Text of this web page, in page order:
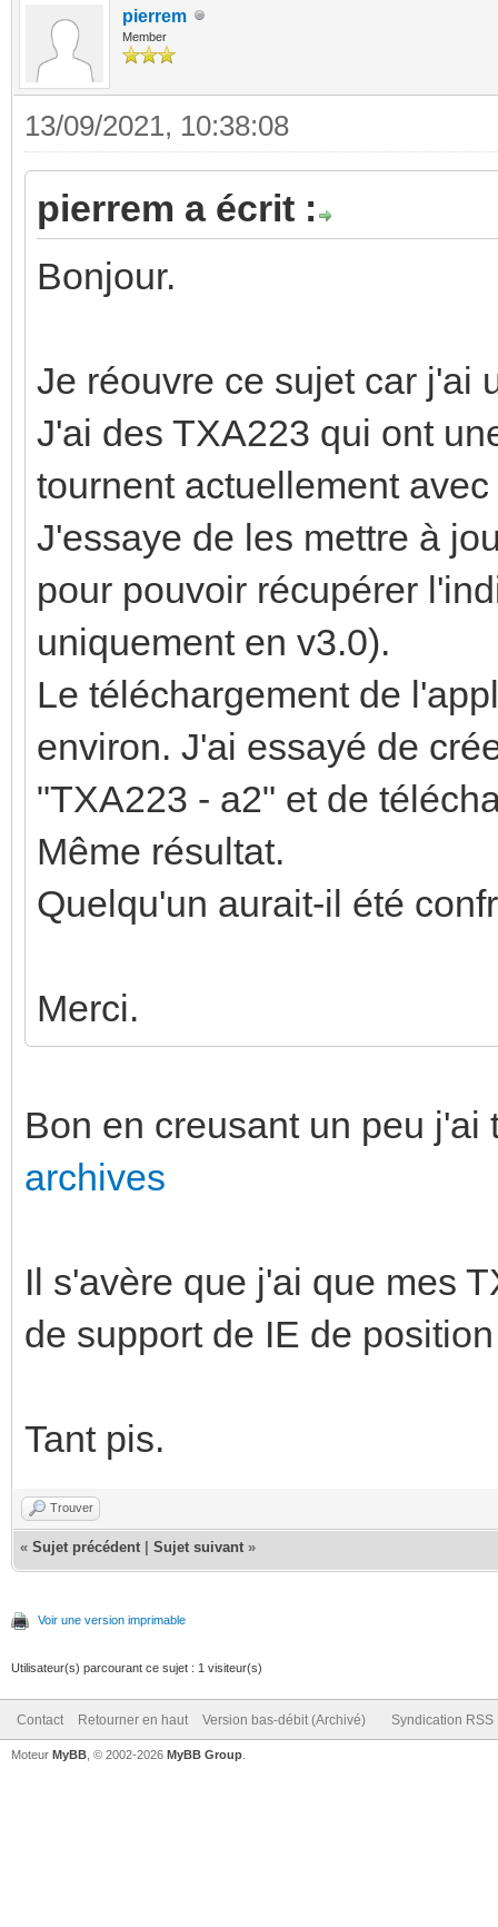
pierrem
Member
13/09/2021, 10:38:08
pierrem a écrit :
Bonjour.
Je réouvre ce sujet car j'ai
J'ai des TXA223 qui ont
tournent actuellement
J'essaye de les mettre à
pour pouvoir récupérer
uniquement en v3.0).
Le téléchargement de
environ. J'ai essayé de
"TXA223 - a2" et de
Même résultat.
Quelqu'un aurait-il été
Merci.
Bon en creusant un peu
archives
Il s'avère que j'ai que mes
de support de IE de
Tant pis.
Trouver
« Sujet précédent Sujet suivant »
Voir une version imprimable
Utilisateur(s) parcourant ce sujet : 1 visiteur(s)
Contact Retourner en haut Version bas-débit (Archivé) Syndication RSS
Moteur MyBB , © 2002-2026 MyBB Group